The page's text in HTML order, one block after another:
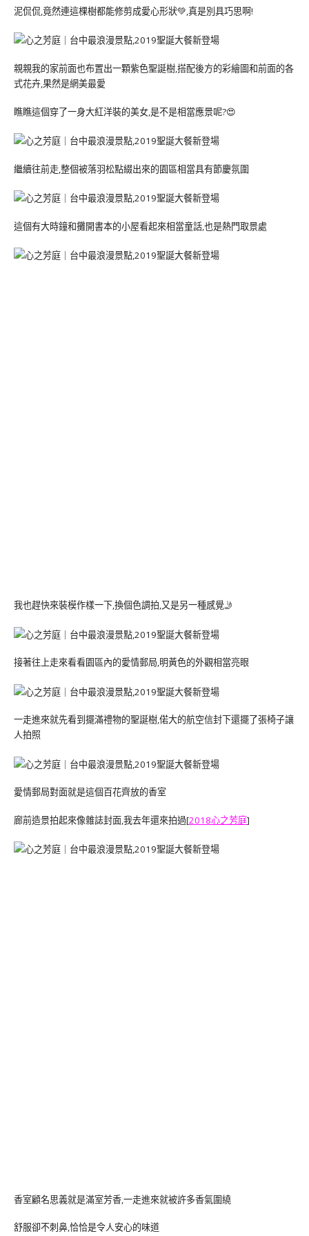
泥侃侃,竟然連這棵樹都能修剪成愛心形狀💚,真是別具巧思啊!
親親我的家前面也布置出一顆紫色聖誕樹,搭配後方的彩繪圖和前面的各
式花卉,果然是網美最愛
瞧瞧這個穿了一身大紅洋裝的美女,是不是相當應景呢?😍
繼續往前走,整個被落羽松點綴出來的園區相當具有節慶氛圍
這個有大時鐘和攤開書本的小屋看起來相當童話,也是熱門取景處
我也趕快來裝模作樣一下,換個色調拍,又是另一種感覺🤳
接著往上走來看看園區內的愛情郵局,明黃色的外觀相當亮眼
一走進來就先看到擺滿禮物的聖誕樹,偌大的航空信封下還擺了張椅子讓
人拍照
愛情郵局對面就是這個百花齊放的香室
廊前造景拍起來像雜誌封面,我去年還來拍過[2018心之芳庭]
香室顧名思義就是滿室芳香,一走進來就被許多香氣圍繞
舒服卻不刺鼻,恰恰是令人安心的味道